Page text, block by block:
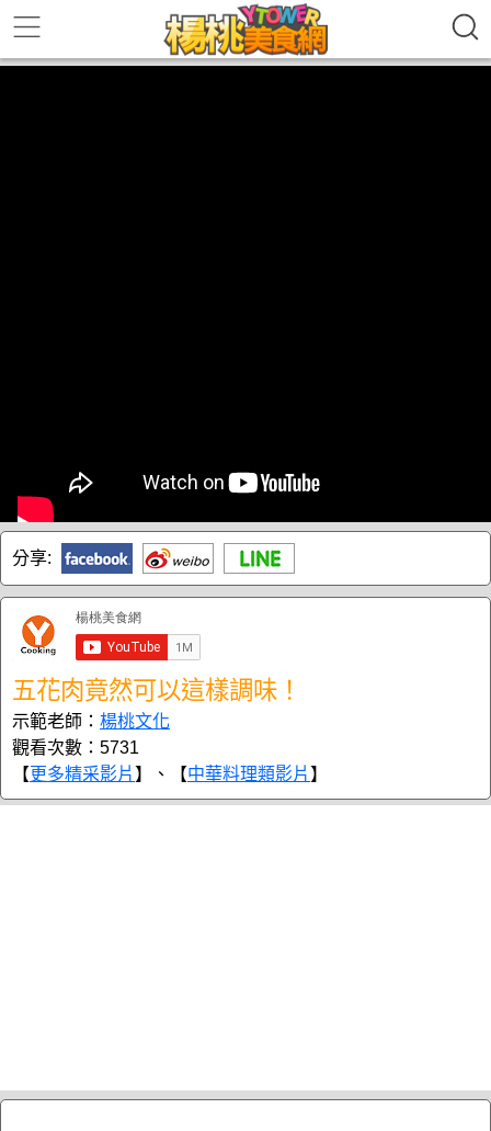
分享:
五花肉竟然可以這樣調味！
示範老師： 楊桃文化
觀看次數：5731
【更多精采影片 】、【中華料理類影片 】